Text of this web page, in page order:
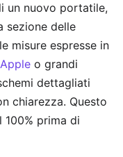
un nuovo portatile,
sezione delle
misure espresse in
Apple o grandi
dettagliati
chiarezza. Questo
prima di